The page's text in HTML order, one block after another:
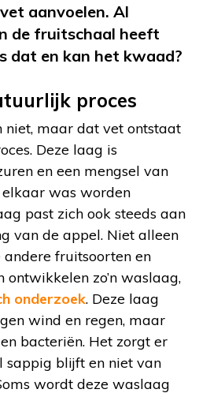
aanvoelen. Al
de fruitschaal heeft
dat en kan het kwaad?
proces
niet, maar dat vet ontstaat
Deze laag is
en een mengsel van
was worden
past zich ook steeds aan
van de appel. Niet alleen
fruitsoorten en
ontwikkelen zo’n waslaag,
onderzoek. Deze laag
wind en regen, maar
bacteriën. Het zorgt er
sappig blijft en niet van
wordt deze waslaag